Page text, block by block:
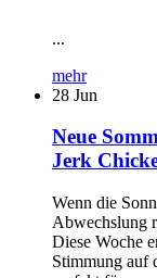
...
mehr
28 Jun
Neue
Jerk
Wenn die
Abwechslung
Diese Woche
Stimmung auf